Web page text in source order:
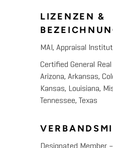
LIZENZEN &
MAI, Appraisal
Certified General
Arizona, Arkansas,
Kansas, Louisiana,
Tennessee, Texas